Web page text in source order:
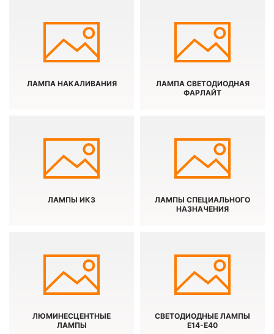
ЛАМПА НАКАЛИВАНИЯ
ЛАМПА СВЕТОДИОДНАЯ
ФАРЛАЙТ
ЛАМПЫ ИКЗ
ЛАМПЫ СПЕЦИАЛЬНОГО
НАЗНАЧЕНИЯ
ЛЮМИНЕСЦЕНТНЫЕ
ЛАМПЫ
СВЕТОДИОДНЫЕ ЛАМПЫ
E14-E40